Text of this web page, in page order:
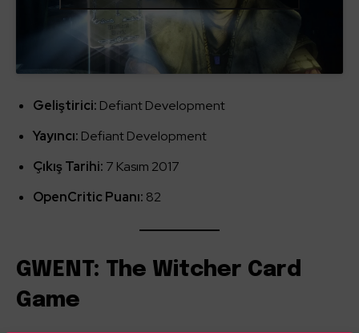
Geliştirici: Defiant Development
Yayıncı: Defiant Development
Çıkış Tarihi: 7 Kasım 2017
OpenCritic Puanı: 82
GWENT: The Witcher Card
Game